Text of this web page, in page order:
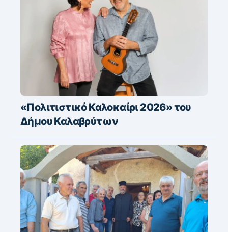
«Πολιτιστικό Καλοκαίρι 2026» του
Δήμου Καλαβρύτων